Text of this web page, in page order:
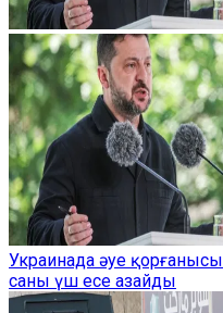
Украинада әуе
саны үш есе азайды